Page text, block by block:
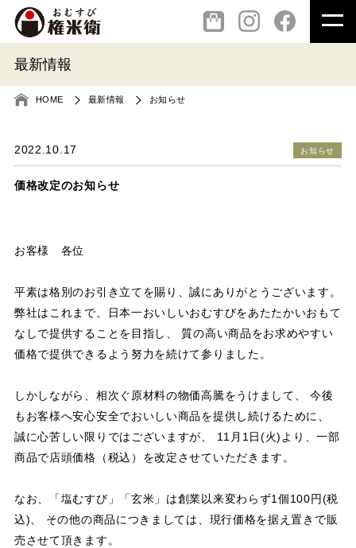
最新情報
HOME 最新情報 お知らせ
2022.10.17 お知らせ
価格改定のお知らせ
お客様 各位
平素は格別のお引き立てを賜り、誠にありがとうございます。
弊社はこれまで、日本一おいしいおむすびをあたたかいおもて
なしで提供することを目指し、
質の高い商品をお求めやすい
価格で提供できるよう努力を続けて参りました。
しかしながら、相次ぐ原材料の物価高騰をうけまして、
今後
もお客様へ安心安全でおいしい商品を提供し続けるために、
誠に心苦しい限りではございますが、
11月1日(火)より、一部
商品で店頭価格（税込）を改定させていただきます。
なお、「塩むすび」「玄米」は創業以来変わらず1個100円(税
込)、
その他の商品につきましては、現行価格を据え置きで販
売させて頂きます。